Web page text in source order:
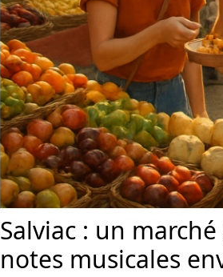
Salviac : un
notes musicales